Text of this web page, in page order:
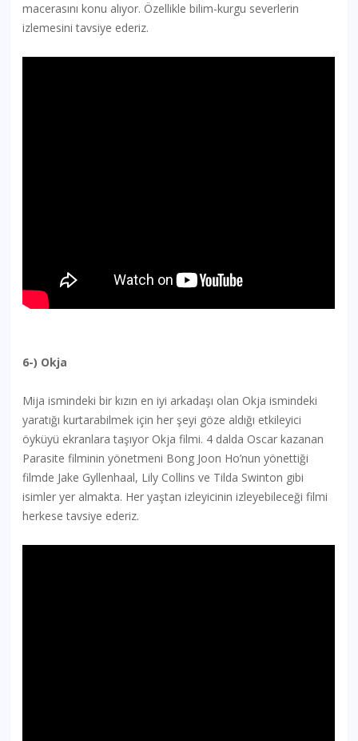
macerasını konu alıyor. Özellikle bilim-kurgu severlerin
izlemesini tavsiye ederiz.
6-) Okja
Mija ismindeki bir kızın en iyi arkadaşı olan Okja ismindeki
yaratığı kurtarabilmek için her şeyi göze aldığı etkileyici
öyküyü ekranlara taşıyor Okja filmi. 4 dalda Oscar kazanan
Parasite filminin yönetmeni Bong Joon Ho’nun yönettiği
filmde Jake Gyllenhaal, Lily Collins ve Tilda Swinton gibi
isimler yer almakta. Her yaştan izleyicinin izleyebileceği filmi
herkese tavsiye ederiz.